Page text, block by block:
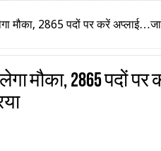
मौका, 2865 पदों पर करें
मौका, 2865 पदों